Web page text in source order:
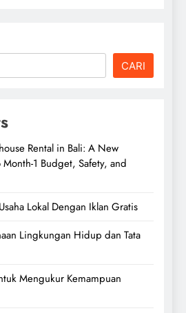
CARI
Rental in Bali: A New
1 Budget, Safety, and
Lokal Dengan Iklan Gratis
Lingkungan Hidup dan Tata
Mengukur Kemampuan